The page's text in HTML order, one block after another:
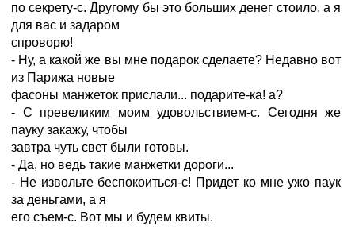
по секрету-с. Другому бы это больших денег стоило, а я
для вас и задаром
спроворю!
- Ну, а какой же вы мне подарок сделаете? Недавно вот
из Парижа новые
фасоны манжеток прислали... подарите-ка! а?
- С превеликим моим удовольствием-с. Сегодня же
пауку закажу, чтобы
завтра чуть свет были готовы.
- Да, но ведь такие манжетки дороги...
- Не извольте беспокоиться-с! Придет ко мне ужо паук
за деньгами, а я
его съем-с. Вот мы и будем квиты.